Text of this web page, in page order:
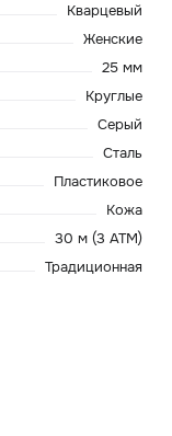
Кварцевый
Женские
25 мм
Круглые
Серый
Сталь
Пластиковое
Кожа
30 м (3 ATM)
Традиционная